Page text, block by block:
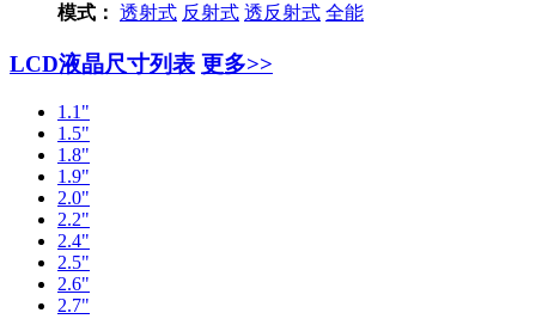
模式： 透射式 反射式 透反射式 全能
LCD液晶尺寸列表 更多>>
1.1"
1.5"
1.8"
1.9"
2.0"
2.2"
2.4"
2.5"
2.6"
2.7"